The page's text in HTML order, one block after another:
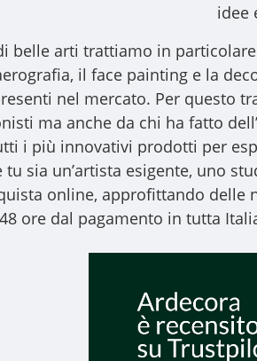
idee
belle arti trattiamo in
il face painting e la
nel mercato. Per questo
ma anche da chi ha fatto
i più innovativi prodotti per
tu sia un’artista esigente, uno
online, approfittando
ore dal pagamento in tutta